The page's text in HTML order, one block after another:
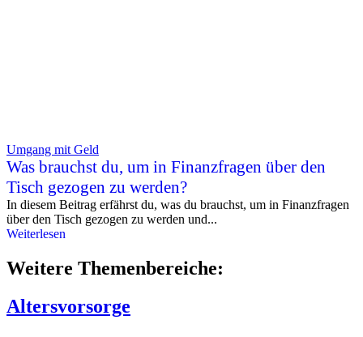
Umgang mit Geld
Was brauchst du, um in Finanzfragen über den
Tisch gezogen zu werden?
In diesem Beitrag erfährst du, was du brauchst, um in Finanzfragen
über den Tisch gezogen zu werden und...
Weiterlesen
Weitere Themenbereiche:
Altersvorsorge